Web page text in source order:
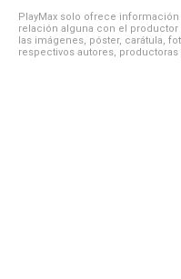
PlayMax solo ofrece
relación alguna con el
las imágenes, póster, carátula,
respectivos autores,